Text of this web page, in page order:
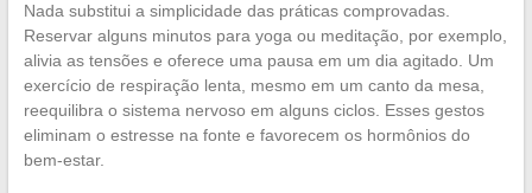
Nada substitui a simplicidade das práticas comprovadas.
Reservar alguns minutos para yoga ou meditação, por exemplo,
alivia as tensões e oferece uma pausa em um dia agitado. Um
exercício de respiração lenta, mesmo em um canto da mesa,
reequilibra o sistema nervoso em alguns ciclos. Esses gestos
eliminam o estresse na fonte e favorecem os hormônios do
bem-estar.